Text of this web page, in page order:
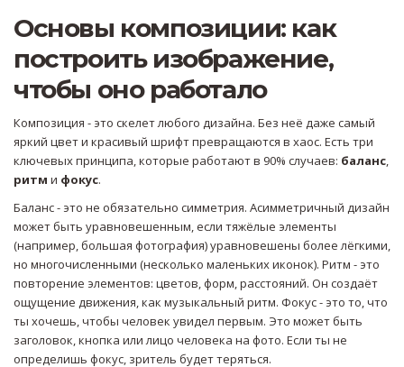
Основы композиции: как
построить изображение,
чтобы оно работало
Композиция - это скелет любого дизайна. Без неё даже самый
яркий цвет и красивый шрифт превращаются в хаос. Есть три
ключевых принципа, которые работают в 90% случаев: баланс,
ритм и фокус.
Баланс - это не обязательно симметрия. Асимметричный дизайн
может быть уравновешенным, если тяжёлые элементы
(например, большая фотография) уравновешены более лёгкими,
но многочисленными (несколько маленьких иконок). Ритм - это
повторение элементов: цветов, форм, расстояний. Он создаёт
ощущение движения, как музыкальный ритм. Фокус - это то, что
ты хочешь, чтобы человек увидел первым. Это может быть
заголовок, кнопка или лицо человека на фото. Если ты не
определишь фокус, зритель будет теряться.